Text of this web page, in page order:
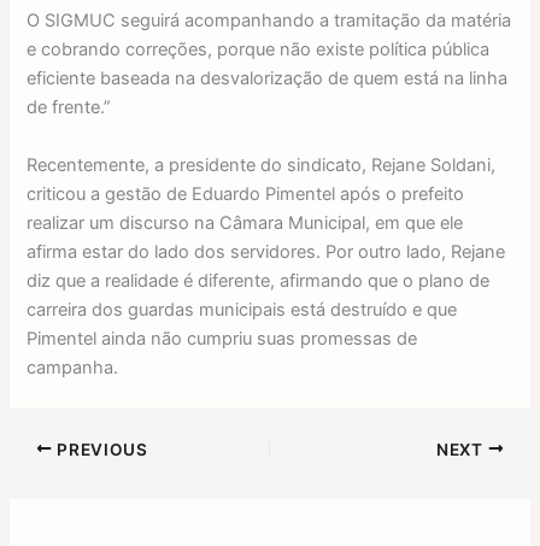
O SIGMUC seguirá acompanhando a tramitação da matéria
e cobrando correções, porque não existe política pública
eficiente baseada na desvalorização de quem está na linha
de frente.”
Recentemente, a presidente do sindicato, Rejane Soldani,
criticou a gestão de Eduardo Pimentel após o prefeito
realizar um discurso na Câmara Municipal, em que ele
afirma estar do lado dos servidores. Por outro lado, Rejane
diz que a realidade é diferente, afirmando que o plano de
carreira dos guardas municipais está destruído e que
Pimentel ainda não cumpriu suas promessas de
campanha.
PREVIOUS NEXT